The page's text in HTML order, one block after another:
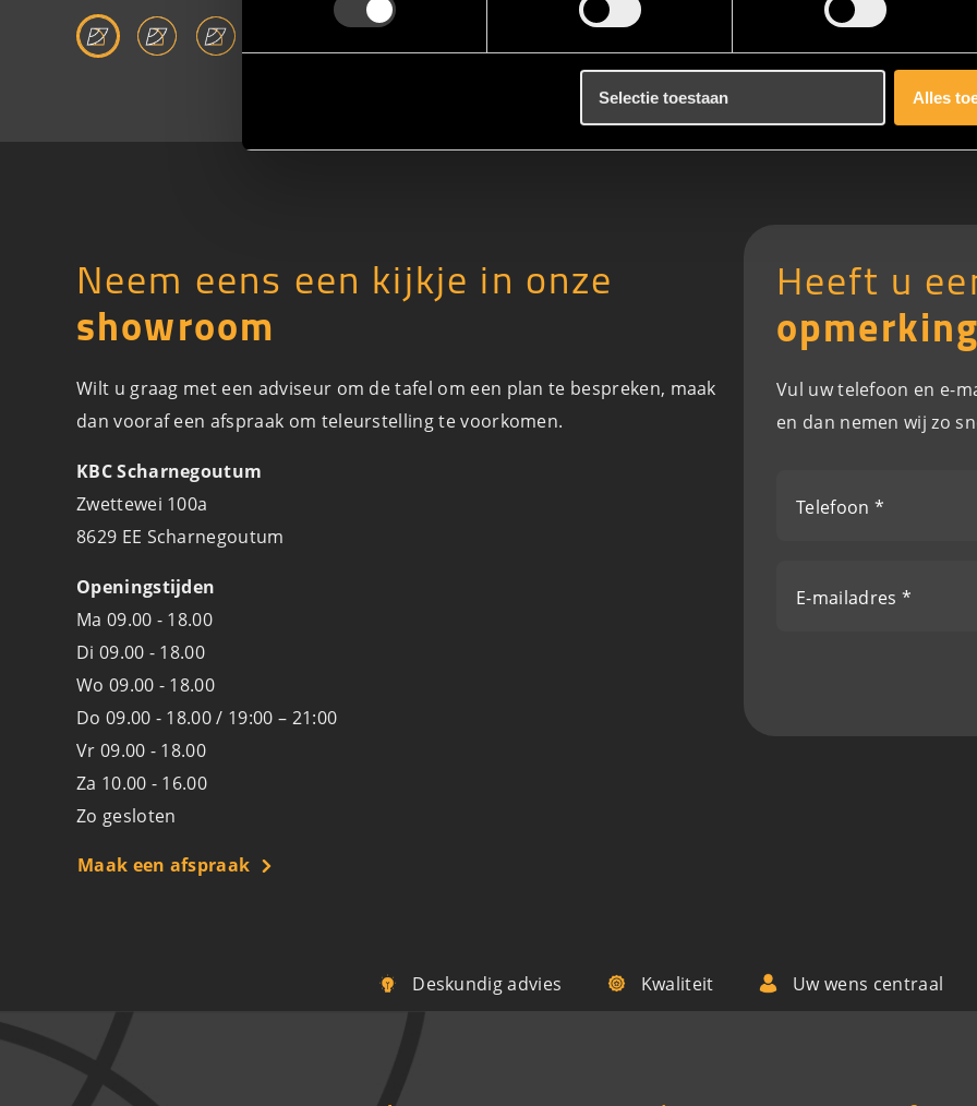
Selectie toestaan Alles
Neem eens een kijkje in onze
showroom
Wilt u graag met een adviseur om de tafel om een plan te bespreken, maak
dan vooraf een afspraak om teleurstelling te voorkomen.
KBC Scharnegoutum
Zwettewei 100a
8629 EE Scharnegoutum
Openingstijden
Ma 09.00 - 18.00
Di 09.00 - 18.00
Wo 09.00 - 18.00
Do 09.00 - 18.00 / 19:00 – 21:00
Vr 09.00 - 18.00
Za 10.00 - 16.00
Zo gesloten
Maak een afspraak
Heeft u
opmerking
Vul uw telefoon en e-
en dan nemen wij zo
Telefoon *
E-mailadres *
Deskundig advies Kwaliteit Uw wens centraal